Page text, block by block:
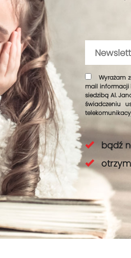
Wyrażam
mail informacji
siedzibą Al.
świadczeniu
bądź